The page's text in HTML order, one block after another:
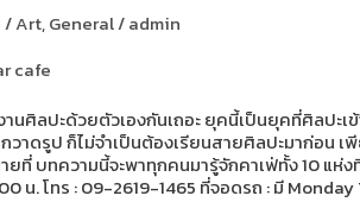
/Art,General/admin
นศิลปะด้วยตัวเองกันเถอะ ยุคนี้เป็นยุคที่ศิลปะเ
วาดรูป ก็ไม่จำเป็นต้องเรียนสายศิลปะมาก่อน
ยที่ บทความนี้จะพาทุกคนมารู้จักคาเฟ่ทั้ง 10 แห่
น. โทร : 09-2619-1465 ที่จอดรถ : มี